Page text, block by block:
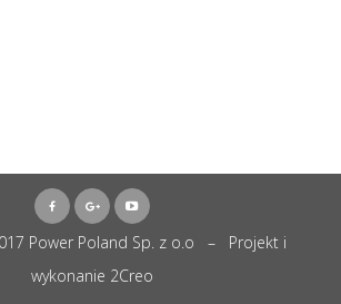
Power Poland Sp. z o.o – Projekt i
wykonanie 2Creo